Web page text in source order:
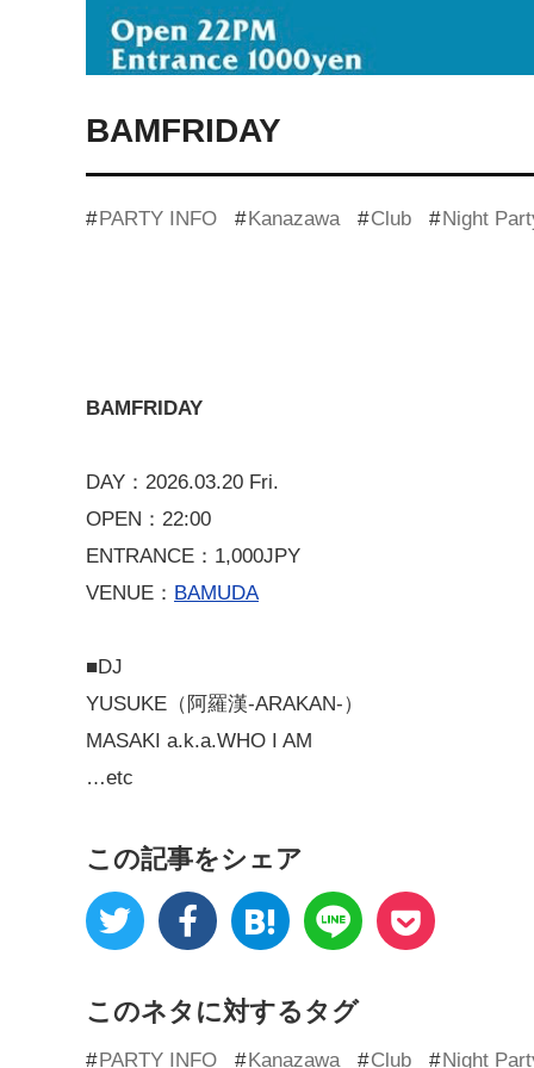
BAMFRIDAY
PARTY INFO Kanazawa Club Night
BAMFRIDAY
DAY：2026.03.20 Fri.
OPEN：22:00
ENTRANCE：1,000JPY
VENUE： BAMUDA
■DJ
YUSUKE（阿羅漢-ARAKAN-）
MASAKI a.k.a.WHO I AM
…etc
この記事をシェア
このネタに対するタグ
PARTY INFO Kanazawa Club Night